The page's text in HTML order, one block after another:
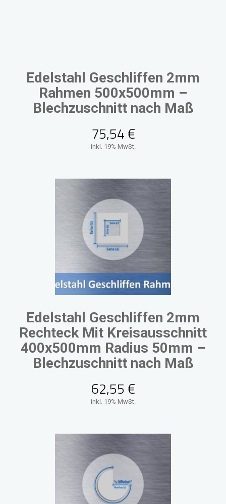
Edelstahl Geschliffen 2mm
Rahmen 500x500mm –
Blechzuschnitt nach Maß
75,54€
inkl. 19% MwSt.
Edelstahl Geschliffen 2mm
Rechteck Mit Kreisausschnitt
400x500mm Radius 50mm –
Blechzuschnitt nach Maß
62,55 €
inkl. 19% MwSt.